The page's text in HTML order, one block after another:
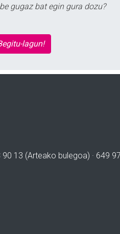
gugaz bat egin gura dozu?
lagun!
90 13 (Arteako bulegoa) · 649